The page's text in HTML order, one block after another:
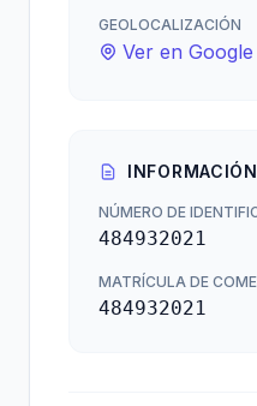
GEOLOCALIZACIÓN
Ver en
NÚMERO DE
484932021
MATRÍCULA DE
484932021